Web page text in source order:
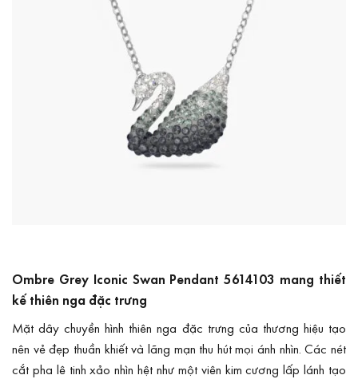
Ombre Grey Iconic Swan Pendant 5614103 mang thiết
kế thiên nga đặc trưng
Mặt dây chuyền hình thiên nga đặc trưng của thương hiệu tạo
nên vẻ đẹp thuần khiết và lãng mạn thu hút mọi ánh nhìn. Các nét
cắt pha lê tinh xảo nhìn hệt như một viên kim cương lấp lánh tạo